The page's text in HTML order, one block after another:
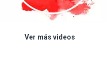
Ver más videos